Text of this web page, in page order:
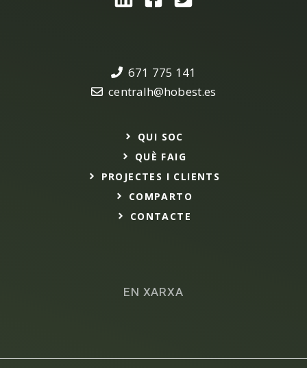
EN XARXA
671 775 141
centralh@hobest.es
QUI SOC
QUÈ FAIG
PROJECTES I CLIENTS
COMPARTO
CONTACTE